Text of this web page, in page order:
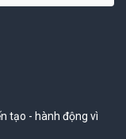
tạo - hành động vì